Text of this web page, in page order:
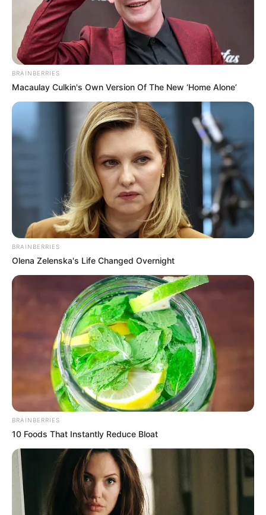
BRAINBERRIES
Macaulay Culkin's Own Version Of The New ‘Home Alone’
BRAINBERRIES
Olena Zelenska's Life Changed Overnight
BRAINBERRIES
10 Foods That Instantly Reduce Bloat